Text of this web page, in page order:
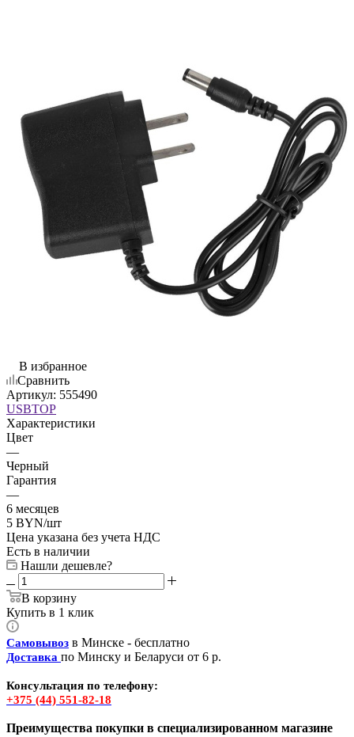
В избранное
Сравнить
Артикул: 555490
USBTOP
Характеристики
Цвет
—
Черный
Гарантия
—
6 месяцев
5 BYN/шт
Цена указана без учета НДС
Есть в наличии
Нашли дешевле?
В корзину
Купить в 1 клик
Самовывоз в Минске - бесплатно
Доставка по Минску и Беларуси от 6 р.
Консультация по телефону:
+375 (44) 551-82-18
Преимущества покупки в специализированном магазине